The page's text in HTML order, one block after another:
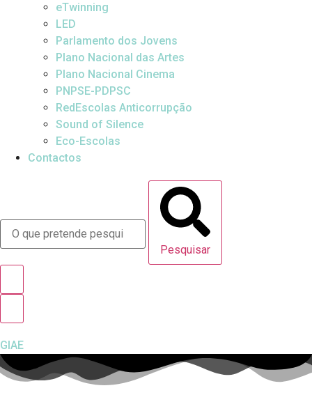
eTwinning
LED
Parlamento dos Jovens
Plano Nacional das Artes
Plano Nacional Cinema
PNPSE-PDPSC
RedEscolas Anticorrupção
Sound of Silence
Eco-Escolas
Contactos
Pesquisar
GIAE